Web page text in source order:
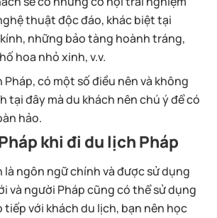
thuật độc đáo, khác biệt tại
những bảo tàng hoành tráng,
hoa nhỏ xinh, v.v.
Pháp, có một số điều nên và không
tại đây mà du khách nên chú ý để có
hảo.
khi đi du lịch Pháp
là ngôn ngữ chính và được sử dụng
và người Pháp cũng có thể sử dụng
tiếp với khách du lịch, bạn nên học